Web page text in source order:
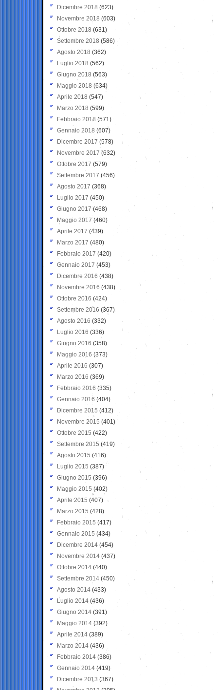
Dicembre 2018 (623)
Novembre 2018 (603)
Ottobre 2018 (631)
Settembre 2018 (586)
Agosto 2018 (362)
Luglio 2018 (562)
Giugno 2018 (563)
Maggio 2018 (634)
Aprile 2018 (547)
Marzo 2018 (599)
Febbraio 2018 (571)
Gennaio 2018 (607)
Dicembre 2017 (578)
Novembre 2017 (632)
Ottobre 2017 (579)
Settembre 2017 (456)
Agosto 2017 (368)
Luglio 2017 (450)
Giugno 2017 (468)
Maggio 2017 (460)
Aprile 2017 (439)
Marzo 2017 (480)
Febbraio 2017 (420)
Gennaio 2017 (453)
Dicembre 2016 (438)
Novembre 2016 (438)
Ottobre 2016 (424)
Settembre 2016 (367)
Agosto 2016 (332)
Luglio 2016 (336)
Giugno 2016 (358)
Maggio 2016 (373)
Aprile 2016 (307)
Marzo 2016 (369)
Febbraio 2016 (335)
Gennaio 2016 (404)
Dicembre 2015 (412)
Novembre 2015 (401)
Ottobre 2015 (422)
Settembre 2015 (419)
Agosto 2015 (416)
Luglio 2015 (387)
Giugno 2015 (396)
Maggio 2015 (402)
Aprile 2015 (407)
Marzo 2015 (428)
Febbraio 2015 (417)
Gennaio 2015 (434)
Dicembre 2014 (454)
Novembre 2014 (437)
Ottobre 2014 (440)
Settembre 2014 (450)
Agosto 2014 (433)
Luglio 2014 (436)
Giugno 2014 (391)
Maggio 2014 (392)
Aprile 2014 (389)
Marzo 2014 (436)
Febbraio 2014 (386)
Gennaio 2014 (419)
Dicembre 2013 (367)